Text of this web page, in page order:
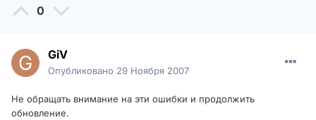
0
GiV
Опубликовано 29 Ноября 2007
Не обращать внимание на эти ошибки и продолжить
обновление.